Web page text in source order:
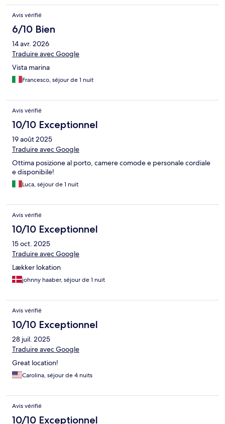
Avis vérifié
6/10 Bien
14 avr. 2026
Traduire avec Google
Vista marina
Francesco, séjour de 1 nuit
Avis vérifié
10/10 Exceptionnel
19 août 2025
Traduire avec Google
Ottima posizione al porto, camere comode e personale cordiale
e disponibile!
Luca, séjour de 1 nuit
Avis vérifié
10/10 Exceptionnel
15 oct. 2025
Traduire avec Google
Lækker lokation
johnny haaber, séjour de 1 nuit
Avis vérifié
10/10 Exceptionnel
28 juil. 2025
Traduire avec Google
Great location!
Carolina, séjour de 4 nuits
Avis vérifié
10/10 Exceptionnel